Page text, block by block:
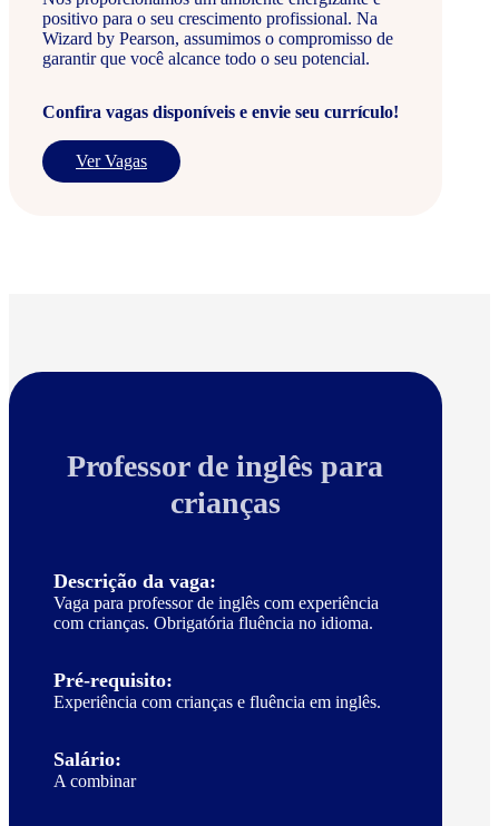
positivo para o seu crescimento profissional. Na
Wizard by Pearson, assumimos o compromisso de
garantir que você alcance todo o seu potencial.
Confira vagas disponíveis e envie seu currículo!
Ver Vagas
Professor de inglês para
crianças
Descrição da vaga:
Vaga para professor de inglês com experiência
com crianças. Obrigatória fluência no idioma.
Pré-requisito:
Experiência com crianças e fluência em inglês.
Salário:
A combinar